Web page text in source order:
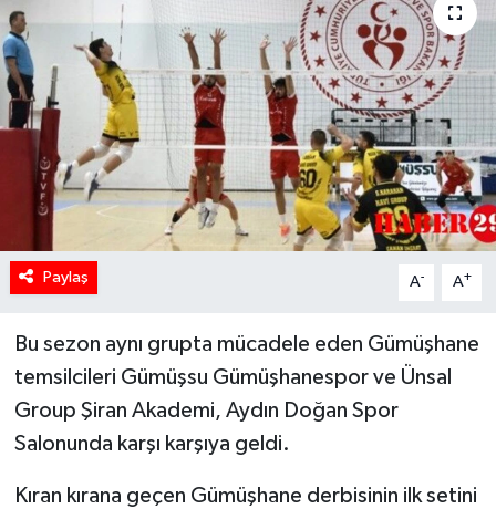
Paylaş A- A+
Bu sezon aynı grupta mücadele eden Gümüşhane
temsilcileri Gümüşsu Gümüşhanespor ve Ünsal
Group Şiran Akademi, Aydın Doğan Spor
Salonunda karşı karşıya geldi.
Kıran kırana geçen Gümüşhane derbisinin ilk setini